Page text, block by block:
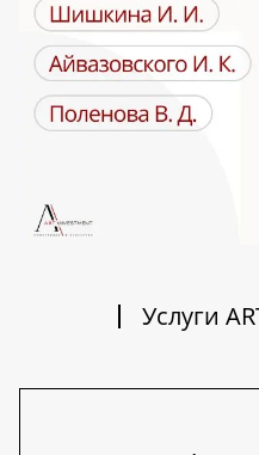
Услуги